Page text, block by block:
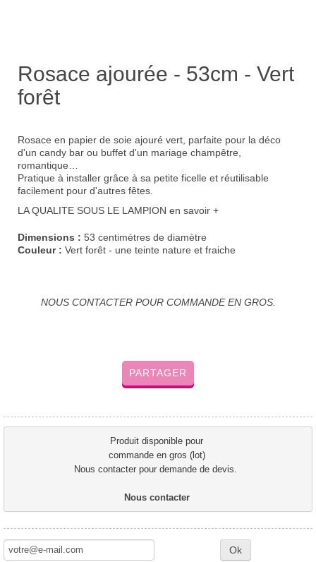
Rosace ajourée - 53cm - Vert
forêt
Rosace en papier de soie ajouré vert, parfaite pour la déco
d'un candy bar ou buffet d'un mariage champêtre
romantique…
Pratique à installer grâce à sa petite ficelle et réutilisable
facilement pour d'autres fêtes.
LA QUALITE SOUS LE LAMPION en savoir +
Dimensions : 53 centimètres de diamètre
Couleur : Vert forêt - une teinte nature et fraiche
NOUS CONTACTER POUR COMMANDE EN GROS.
PARTAGER
Produit disponible pour
commande en gros (lot)
Nous contacter pour demande de devis.
Nous contacter
Ok